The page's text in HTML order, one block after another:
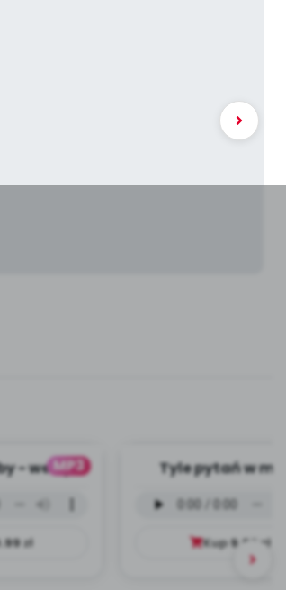
MP3
- wersja
zł
Tyle pytań w
(PD, mp3)
Kup9.99 zł